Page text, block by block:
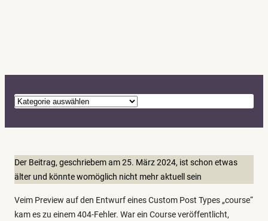
K
t
g
o
r
i
e
Der Beitrag, geschriebem am 25. März 2024, ist schon etwas
älter und könnte womöglich nicht mehr aktuell sein
Veim Preview auf den Entwurf eines Custom Post Types „course“
kam es zu einem 404-Fehler. War ein Course veröffentlicht,